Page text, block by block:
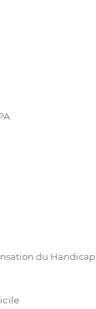
du Handicap